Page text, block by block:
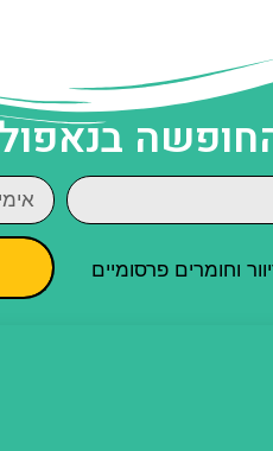
וחומרים פרסומיים